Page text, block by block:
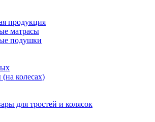
продукция
матрасы
подушки
колесах)
для тростей и колясок